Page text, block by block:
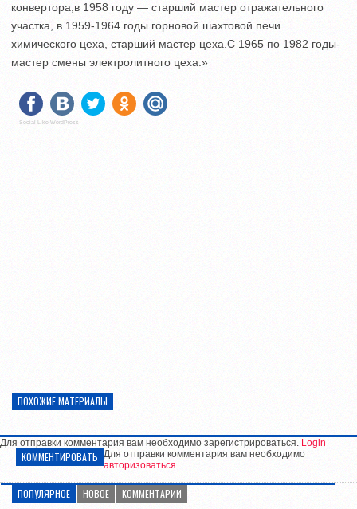
конвертора,в 1958 году — старший мастер отражательного
участка, в 1959-1964 годы горновой шахтовой печи
химического цеха, старший мастер цеха.С 1965 по 1982 годы-
мастер смены электролитного цеха.»
Social Like WordPress
ПОХОЖИЕ МАТЕРИАЛЫ
Для отправки комментария вам необходимо зарегистрироваться. Login
КОММЕНТИРОВАТЬ Для отправки комментария вам необходимо
авторизоваться.
ПОПУЛЯРНОЕ НОВОЕ КОММЕНТАРИИ